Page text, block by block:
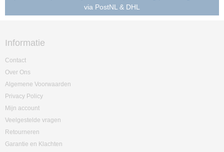
via PostNL & DHL
Informatie
Contact
Over Ons
Algemene Voorwaarden
Privacy Policy
Mijn account
Veelgestelde vragen
Retourneren
Garantie en Klachten